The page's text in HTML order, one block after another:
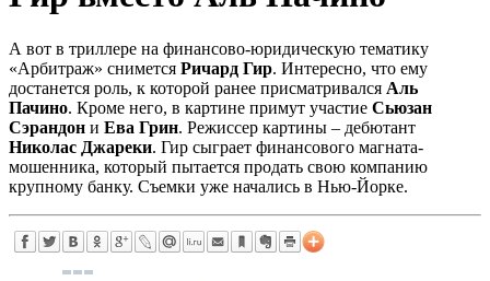
А вот в триллере на финансово-юридическую тематику
«Арбитраж» снимется Ричард Гир. Интересно, что ему
достанется роль, к которой ранее присматривался Аль
Пачино. Кроме него, в картине примут участие Сьюзан
Сэрандон и Ева Грин. Режиссер картины – дебютант
Николас Джареки. Гир сыграет финансового магната-
мошенника, который пытается продать свою компанию
крупному банку. Съемки уже начались в Нью-Йорке.